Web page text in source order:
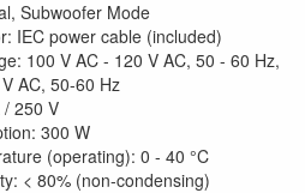
Subwoofer Mode
IEC power cable (included)
100 V AC - 120 V AC, 50 - 60 Hz,
AC, 50-60 Hz
250 V
300 W
(operating): 0 - 40 °C
< 80% (non-condensing)